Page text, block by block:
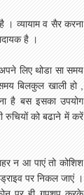
। व्यायाम व सैर करना
है ।
लिए थोडा सा समय
बिलकुल खाली हो ,
है बस इसका उपयोग
रुचियों को बढाने में करें
न आ पाएं तो कोशिश
पर निकल जाएं ।